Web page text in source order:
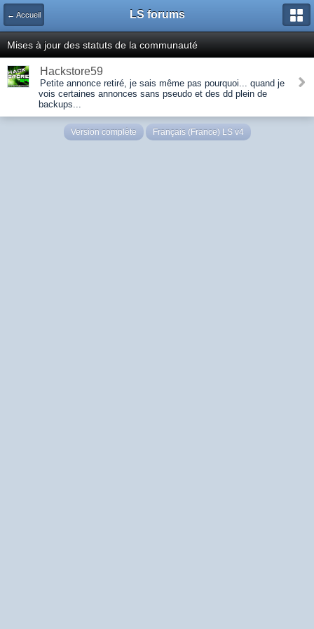
← Accueil LS forums
Mises à jour des statuts de la communauté
Hackstore59
Petite annonce retiré, je sais même pas pourquoi... quand je
vois certaines annonces sans pseudo et des dd plein de
backups...
Version complète Français (France) LS v4